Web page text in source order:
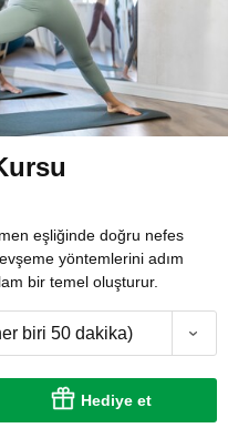
eşliğinde doğru nefes
yöntemlerini adım
bir temel oluşturur.
biri 50 dakika)
Hediye et